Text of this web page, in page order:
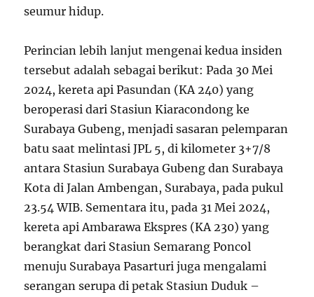
seumur hidup.
Perincian lebih lanjut mengenai kedua insiden
tersebut adalah sebagai berikut: Pada 30 Mei
2024, kereta api Pasundan (KA 240) yang
beroperasi dari Stasiun Kiaracondong ke
Surabaya Gubeng, menjadi sasaran pelemparan
batu saat melintasi JPL 5, di kilometer 3+7/8
antara Stasiun Surabaya Gubeng dan Surabaya
Kota di Jalan Ambengan, Surabaya, pada pukul
23.54 WIB. Sementara itu, pada 31 Mei 2024,
kereta api Ambarawa Ekspres (KA 230) yang
berangkat dari Stasiun Semarang Poncol
menuju Surabaya Pasarturi juga mengalami
serangan serupa di petak Stasiun Duduk –